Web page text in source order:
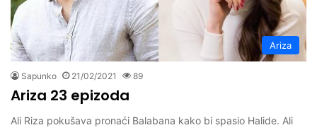
Ariza
Sapunko 21/02/2021 89
Ariza 23 epizoda
Ali Riza pokušava pronaći Balabana kako bi spasio Halide. Ali